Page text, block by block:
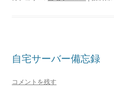
自宅サーバー備忘録
コメントを残す